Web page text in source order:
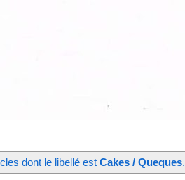
dont le libellé estCakes / Queques.